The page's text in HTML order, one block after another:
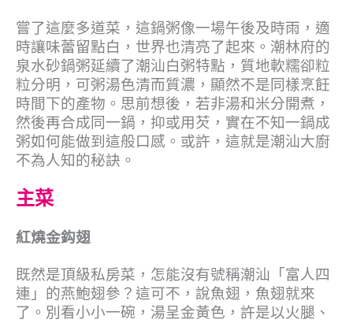
嘗了這麼多道菜，這鍋粥像一場午後及時雨，適
時讓味蕾留點白，世界也清亮了起來。潮林府的
泉水砂鍋粥延續了潮汕白粥特點，質地軟糯卻粒
粒分明，可粥湯色清而質濃，顯然不是同樣烹飪
時間下的產物。思前想後，若非湯和米分開煮，
然後再合成同一鍋，抑或用芡，實在不知一鍋成
粥如何能做到這般口感。或許，這就是潮汕大廚
不為人知的秘訣。
主菜
紅燒金鈎翅
既然是頂級私房菜，怎能沒有號稱潮汕「富人四
連」的燕鮑翅參？這可不，說魚翅，魚翅就來
了。別看小小一碗，湯呈金黃色，許是以火腿、